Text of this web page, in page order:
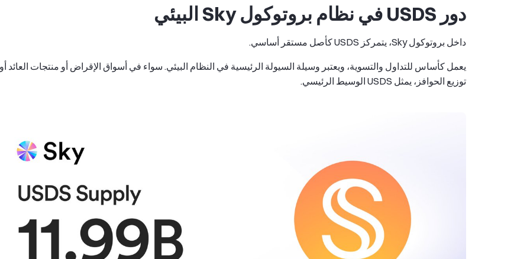
دور USDS في نظام بروتوكول Sky البيئي
داخل بروتوكول Sky، يتمركز USDS كأصل مستقر أساسي.
يعمل كأساس للتداول والتسوية، ويعتبر وسيلة السيولة الرئيسية في النظام البيئي. سواء في أسواق الإقراض أو منتجات العائد أو
توزيع الحوافز، يمثل USDS الوسيط الرئيسي.